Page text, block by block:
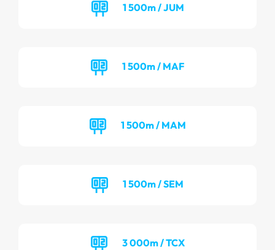
1 500m / JUM
1 500m / MAF
1 500m / MAM
1 500m / SEM
3 000m / TCX